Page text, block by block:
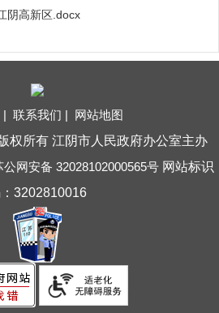
阴高新区.docx
| 联系我们 | 网站地图
权所有 江阴市人民政府办公室主办
公网安备 32028102000565号网站标识
3202810016